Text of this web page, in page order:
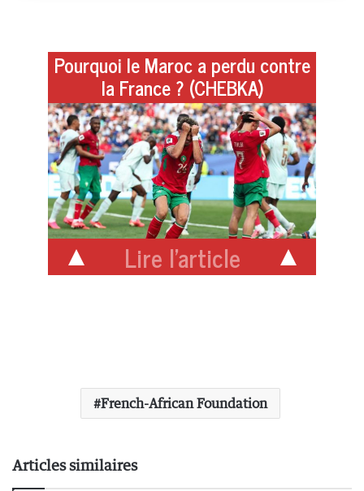
Pourquoi le Maroc a perdu contre
la France ? (CHEBKA)
Lire l'article
French-African Foundation
Articles similaires